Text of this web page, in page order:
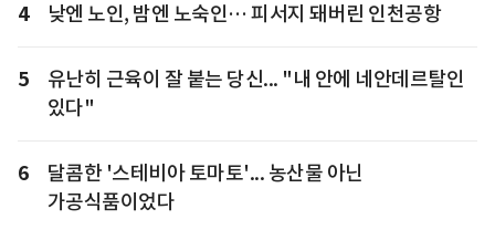
4 낮엔 노인, 밤엔 노숙인… 피서지 돼버린 인천공항
5
유난히 근육이 잘 붙는 당신... "내 안에 네안데르탈인
있다"
6
달콤한 '스테비아 토마토'... 농산물 아닌
가공식품이었다